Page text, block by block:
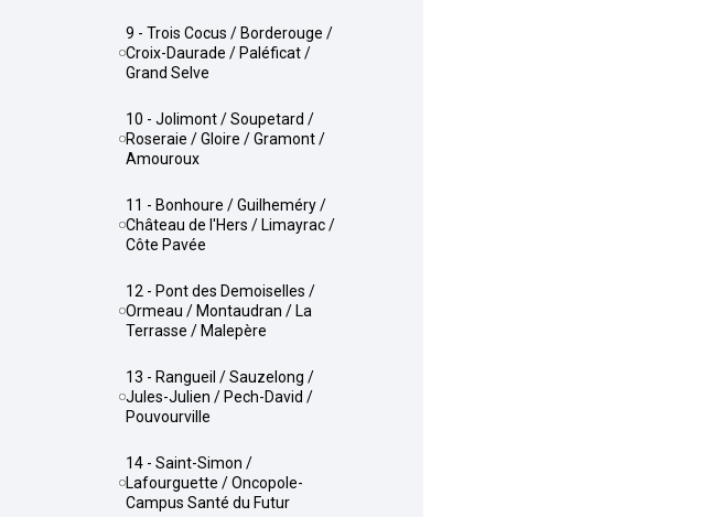
9 - Trois Cocus / Borderouge /
Croix-Daurade / Paléficat /
Grand Selve
10 - Jolimont / Soupetard /
Roseraie / Gloire / Gramont /
Amouroux
11 - Bonhoure / Guilheméry /
Château de l'Hers / Limayrac /
Côte Pavée
12 - Pont des Demoiselles /
Ormeau / Montaudran / La
Terrasse / Malepère
13 - Rangueil / Sauzelong /
Jules-Julien / Pech-David /
Pouvourville
14 - Saint-Simon /
Lafourguette / Oncopole-
Campus Santé du Futur